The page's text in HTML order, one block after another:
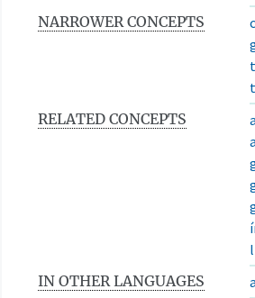
NARROWER CONCEPTS
RELATED CONCEPTS
IN OTHER LANGUAGES